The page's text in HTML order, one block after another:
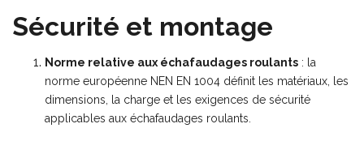
Sécurité et montage
Norme relative aux échafaudages roulants : la
norme européenne NEN EN 1004 définit les matériaux, les
dimensions, la charge et les exigences de sécurité
applicables aux échafaudages roulants.